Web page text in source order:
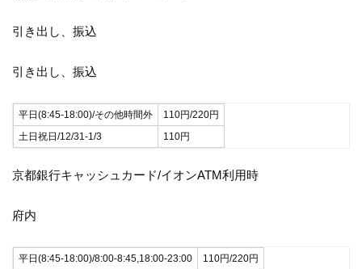
引き出し、振込
引き出し、振込
平日(8:45-18:00)/その他時間外
110円/220円
土日祝日/12/31-1/3
110円
京都銀行キャッシュカード/イオンATM利用時
府内
平日(8:45-18:00)/8:00-8:45,18:00-23:00
110円/220円